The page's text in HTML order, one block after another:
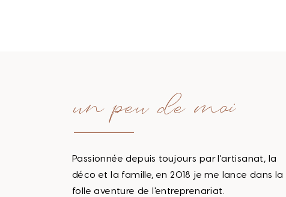
un peu de moi
Passionnée depuis toujours par l'artisanat, la
déco et la famille, en 2018 je me lance dans la
folle aventure de l'entreprenariat.